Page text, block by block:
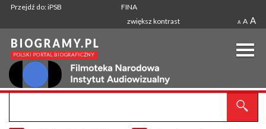
Przejdź do: iPSB
FINA
zwiększ kontrast
A A A